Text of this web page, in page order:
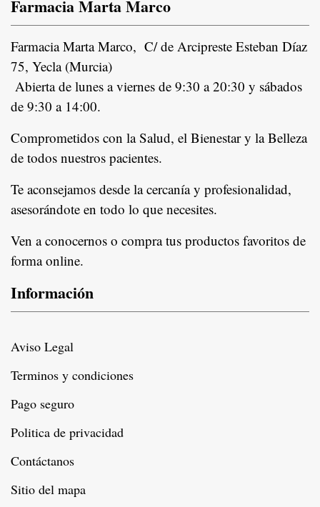
Farmacia Marta Marco
Farmacia Marta Marco, C/ de Arcipreste Esteban Díaz
75, Yecla (Murcia)
Abierta de lunes a viernes de 9:30 a 20:30 y sábados
de 9:30 a 14:00.
Comprometidos con la Salud, el Bienestar y la Belleza
de todos nuestros pacientes.
Te aconsejamos desde la cercanía y profesionalidad,
asesorándote en todo lo que necesites.
Ven a conocernos o compra tus productos favoritos de
forma online.
Información
Aviso Legal
Terminos y condiciones
Pago seguro
Politica de privacidad
Contáctanos
Sitio del mapa